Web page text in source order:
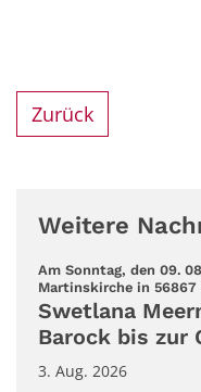
Zurück
Weitere
Am Sonntag, den 09.
Martinskirche in 56867
Swetlana
Barock bis zur
3. Aug. 2026